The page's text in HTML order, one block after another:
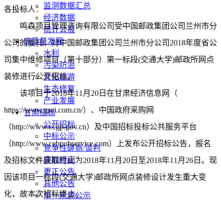
监测数据汇总
经济数据
统计公报
高质量发展
水利
污染防治
文化旅游
生态修复
产业发展
甘肃招标
公开招标
中标公示
竞争性磋商/谈判
废标终止
更正公告
其他公告
单一来源公示
各投标人：
鸣森项目管理咨询有限公司受中国邮政集团公司兰州市分
公司的委托，对中国邮政集团公司兰州市分公司 2018年度省公
司集中维修项目（第十部分）第一标段(交通大学)邮政所网点
装修进行公开招标。
该项目于2018年11 月 20 日在甘肃经济信息网（
https://www.gsei.com.cn/）、中国政府采购网
（http://www.ccgp.gov.cn）及中国招标投标公共服务平台
（http://www.cebpubservice.com）上发布公开招标公告，报名
及招标文件获取时间为2018年11 月 20 日至2018年11 月 26 日 。 现
因该项目一标段(交通大学)邮政所网点装修设计发生重大变
化，故本次招标终止。